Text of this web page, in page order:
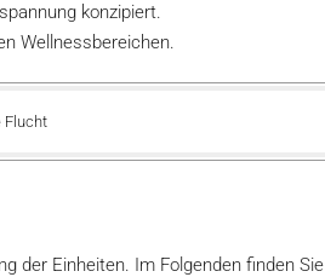
konzipiert.
Wellnessbereichen.
Flucht
der Einheiten. Im Folgenden finden Sie